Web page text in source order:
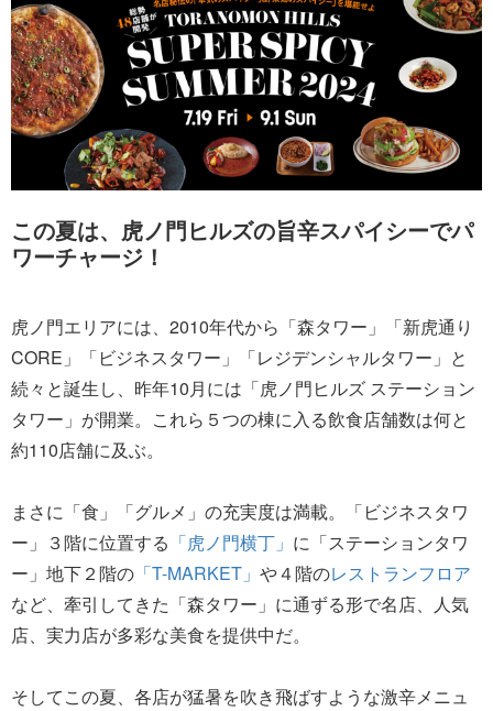
この夏は、虎ノ門ヒルズの旨辛スパイシーでパ
ワーチャージ！
虎ノ門エリアには、2010年代から「森タワー」「新虎通り
CORE」「ビジネスタワー」「レジデンシャルタワー」と
続々と誕生し、昨年10月には「虎ノ門ヒルズ ステーション
タワー」が開業。これら５つの棟に入る飲食店舗数は何と
約110店舗に及ぶ。
まさに「食」「グルメ」の充実度は満載。「ビジネスタワ
ー」３階に位置する 「虎ノ門横丁」 に「ステーションタワ
ー」地下２階の 「T-MARKET」 や４階のレストランフロア
など、牽引してきた「森タワー」に通ずる形で名店、人気
店、実力店が多彩な美食を提供中だ。
そしてこの夏、各店が猛暑を吹き飛ばすような激辛メニュ